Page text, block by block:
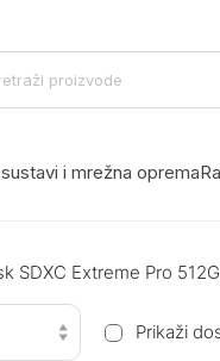
i mrežna oprema
SDXC Extreme Pro
Prikaži